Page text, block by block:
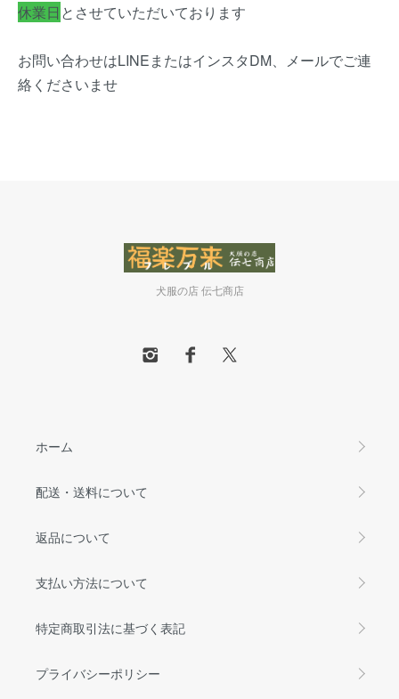
休業日 とさせていただいております
お問い合わせはLINEまたはインスタDM、メールでご連
絡くださいませ
犬服の店 伝七商店
ホーム
配送・送料について
返品について
支払い方法について
特定商取引法に基づく表記
プライバシーポリシー